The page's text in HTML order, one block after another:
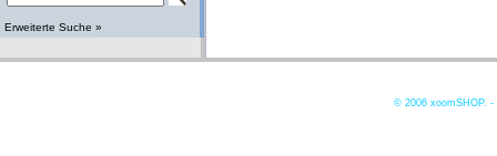
Erweiterte Suche »
© 2006 xoomSHOP. -